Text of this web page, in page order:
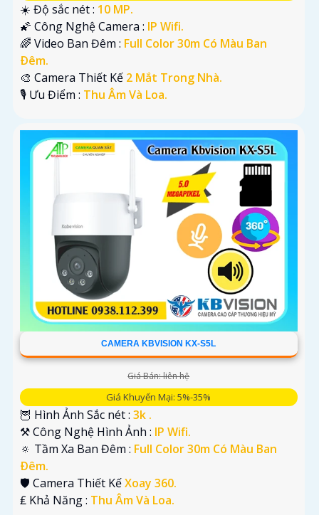
☀️ Độ sắc nét : 10 MP.
🌠 Công Nghệ Camera : IP Wifi.
🌈 Video Ban Đêm : Full Color 30m Có Màu Ban
Ðêm.
🎨 Camera Thiết Kế 2 Mắt Trong Nhà.
️🎙 Ưu Điểm : Thu Âm Và Loa.
CAMERA KBVISION KX-S5L
Giá Bán: liên hệ
Giá Khuyến Mại: 5%-35%
🦉 Hình Ảnh Sắc nét : 3k .
⚒ Công Nghệ Hình Ảnh : IP Wifi.
🔅 Tầm Xa Ban Đêm : Full Color 30m Có Màu Ban
Ðêm.
🛡 Camera Thiết KếXoay 360.
️₤ Khả Năng : Thu Âm Và Loa.